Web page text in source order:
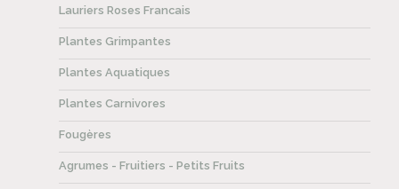
Lauriers Roses Francais
Plantes Grimpantes
Plantes Aquatiques
Plantes Carnivores
Fougères
Agrumes - Fruitiers - Petits Fruits